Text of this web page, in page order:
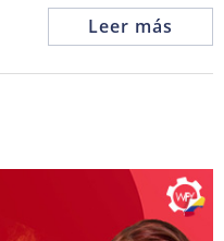
Leer más